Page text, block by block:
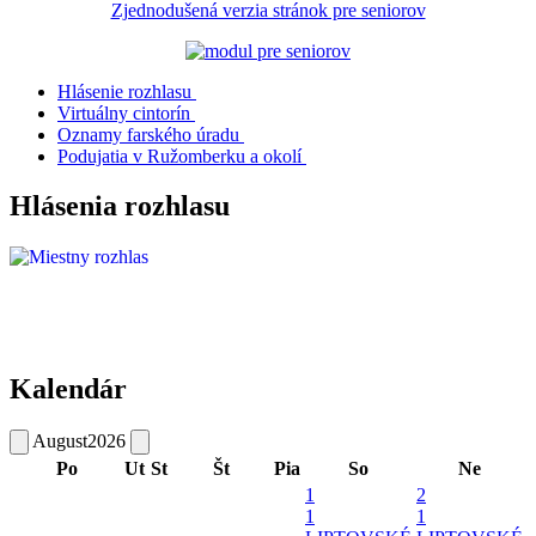
Zjednodušená verzia stránok pre seniorov
Hlásenie rozhlasu
Virtuálny cintorín
Oznamy farského úradu
Podujatia v Ružomberku a okolí
Hlásenia rozhlasu
Kalendár
August2026
Po
Ut St Št Pia So Ne
1
1
2
1